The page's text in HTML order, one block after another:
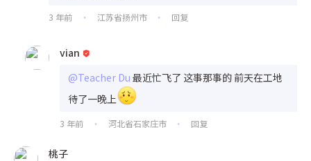
3 年前 • 江苏省扬州市 • 回复
vian
@Teacher Du 最近忙飞了 这事那事的 前天在工地
待了一晚上
3 年前 • 河北省石家庄市 • 回复
桃子